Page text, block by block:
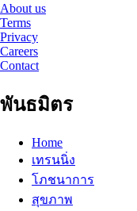
About us
Terms
Privacy
Careers
Contact
พันธมิตร
Home
เทรนนิ่ง
โภชนาการ
สุขภาพ